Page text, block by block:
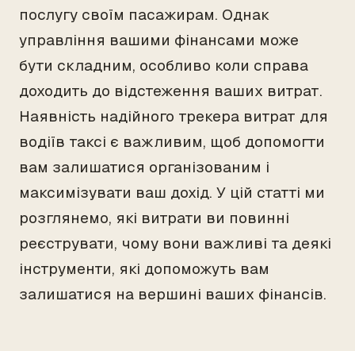
послугу своїм пасажирам. Однак
управління вашими фінансами може
бути складним, особливо коли справа
доходить до відстеження ваших витрат.
Наявність надійного трекера витрат для
водіїв таксі є важливим, щоб допомогти
вам залишатися організованим і
максимізувати ваш дохід. У цій статті ми
розглянемо, які витрати ви повинні
реєструвати, чому вони важливі та деякі
інструменти, які допоможуть вам
залишатися на вершині ваших фінансів.